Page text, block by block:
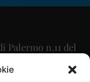
n.11 del